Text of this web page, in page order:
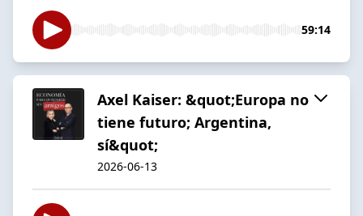
59:14
Axel Kaiser: &quot;Europa no
tiene futuro; Argentina,
sí&quot;
2026-06-13